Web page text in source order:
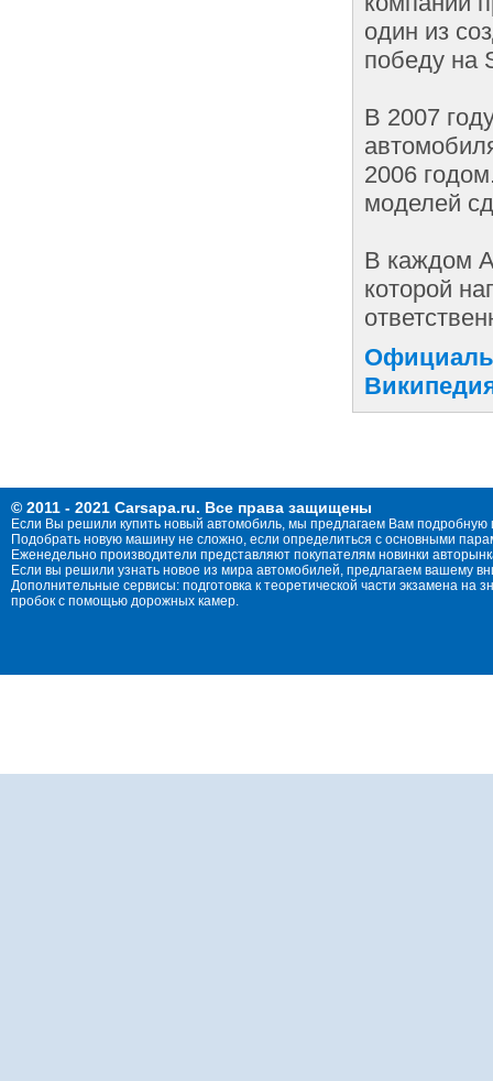
один из
победу на
В 2007
2006
моделей
В каждом
которой
© 2011 - 2021 Carsapa.ru. Все права защищены
Если Вы решили купить новый автомобиль, мы предлагаем Вам
Подобрать новую машину не сложно, если определиться с основными
Еженедельно производители представляют покупателям новинки
Если вы решили узнать новое из мира автомобилей, предлагаем вашему
Дополнительные сервисы: подготовка к теоретической части экзамена
пробок с помощью дорожных камер.